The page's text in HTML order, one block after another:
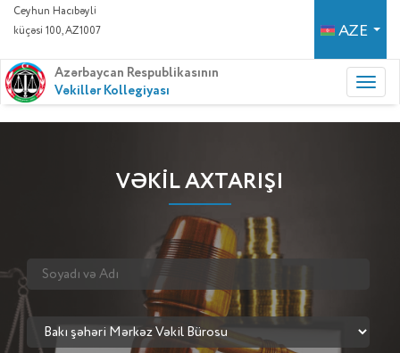
Ceyhun Hacıbəyli
küçəsi 100, AZ1007
AZE
Azərbaycan Respublikasının
Vəkillər Kollegiyası
VƏKİL AXTARIŞI